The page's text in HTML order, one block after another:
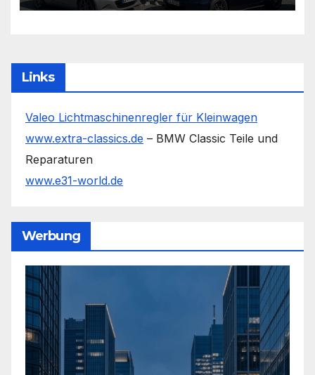
Links
Valeo Lichtmaschinenregler für Kleinwagen
www.extra-classics.de – BMW Classic Teile und
Reparaturen
www.e31-world.de
Werbung